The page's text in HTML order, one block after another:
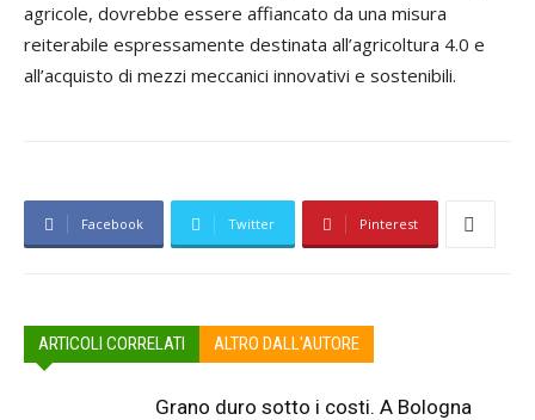
agricole, dovrebbe essere affiancato da una misura
reiterabile espressamente destinata all’agricoltura 4.0 e
all’acquisto di mezzi meccanici innovativi e sostenibili.
Facebook Twitter Pinterest
ARTICOLI CORRELATI ALTRO DALL'AUTORE
Grano duro sotto i costi. A Bologna